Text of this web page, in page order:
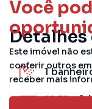
Você
Este imóvel não
conferir outros
receber mais
1
21.51 m²